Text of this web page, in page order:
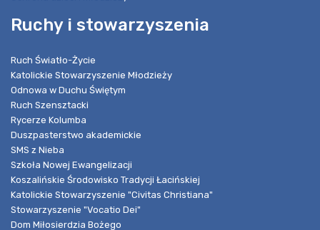
Ruchy i stowarzyszenia
Ruch Światło-Życie
Katolickie Stowarzyszenie Młodzieży
Odnowa w Duchu Świętym
Ruch Szensztacki
Rycerze Kolumba
Duszpasterstwo akademickie
SMS z Nieba
Szkoła Nowej Ewangelizacji
Koszalińskie Środowisko Tradycji Łacińskiej
Katolickie Stowarzyszenie "Civitas Christiana"
Stowarzyszenie "Vocatio Dei"
Dom Miłosierdzia Bożego